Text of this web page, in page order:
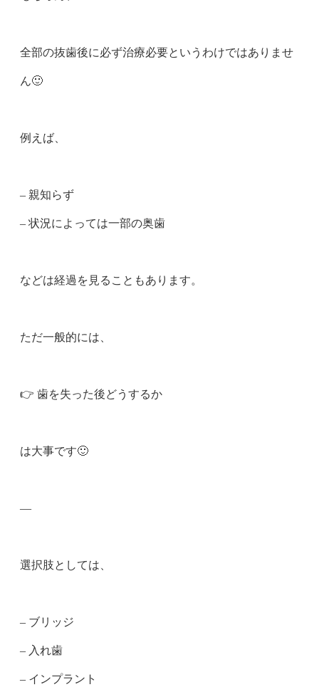
全部の抜歯後に必ず治療必要というわけではありませ
ん🙂
例えば、
– 親知らず
– 状況によっては一部の奥歯
などは経過を見ることもあります。
ただ一般的には、
👉 歯を失った後どうするか
は大事です🙂
—
選択肢としては、
– ブリッジ
– 入れ歯
– インプラント